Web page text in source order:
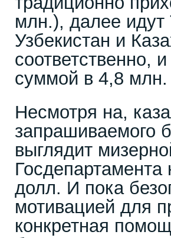
млн.), далее
Узбекистан и
соответственно,
суммой в 4,8 млн.
Несмотря на,
запрашиваемого
выглядит
Госдепартамента
долл. И пока
мотивацией для
конкретная